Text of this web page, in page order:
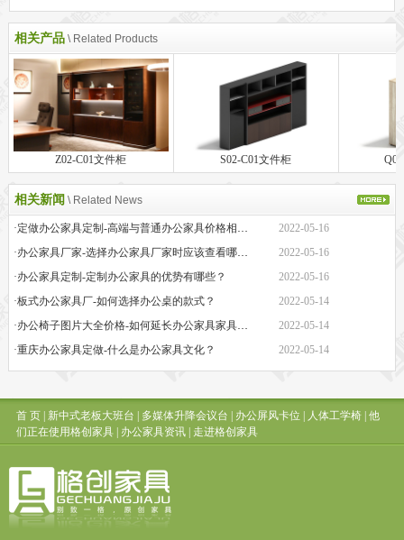
相关产品 \ Related Products
Z02-C01文件柜 S02-C01文件柜
相关新闻 \ Related News
2022-05-16
·办公家具厂家-选择办公家具厂家时应该查看哪些方面？
2022-05-16
·办公家具定制-定制办公家具的优势有哪些？
2022-05-16
·板式办公家具厂-如何选择办公桌的款式？
2022-05-14
·办公椅子图片大全价格-如何延长办公家具家具的保质期？
2022-05-14
·重庆办公家具定做-什么是办公家具文化？
2022-05-14
首 页| 新中式老板大班台 | 多媒体升降会议台 | 办公屏风卡位 | 人体工学椅| 他
们正在使用格创家具| 办公家具资讯| 走进格创家具